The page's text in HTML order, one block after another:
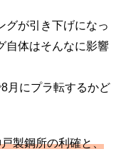
グが引き下げになっ
自体はそんなに影響
月にプラ転するかど
製鋼所の利確と、